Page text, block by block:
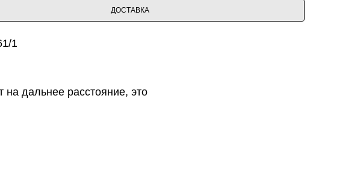
ДОСТАВКА
1
на дальнее расстояние, это